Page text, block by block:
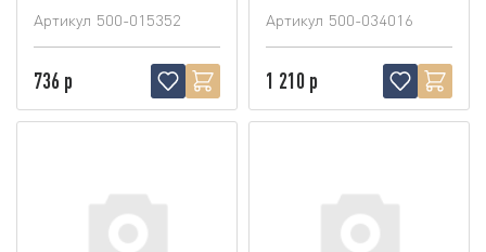
Артикул 500-015352
736 р
Артикул 500-034016
1 210 р